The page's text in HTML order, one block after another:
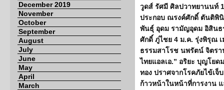
December 2019
November
October
September
August
July
June
May
April
March
วูดส์ รัศมี ศิลปวาทยานนท์
ประกอบ ณรงค์ศักดิ์ ตันติพิ
พันธุ์ อุดม รามัญอุดม อิสินธ
ศักดิ์ ภู่ไชย 4 ม.ค. รุ่งพิรุณ
ธรรมสาโรช นพรัตน์ จิตรา
ไทยแอลเอ.” อริยะ บุญโยดม
ทอง ปราศจากโรคภัยไข้เ
ก้าวหน้าในหน้าที่การงาน